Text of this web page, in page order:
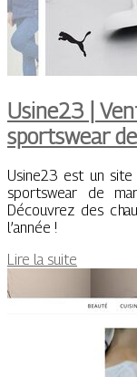
Usine23 |
sportswear
Usine23 est un
sportswear de
Découvrez des
l’année !
Lire la suite